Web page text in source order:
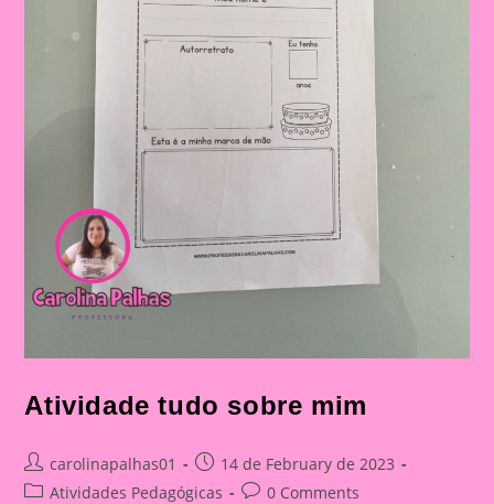
Atividade tudo sobre mim
Post
author:
carolinapalhas01
Post
published:
14 de February de 2023
PostAtividades Pedagógicas
Post0 Comments